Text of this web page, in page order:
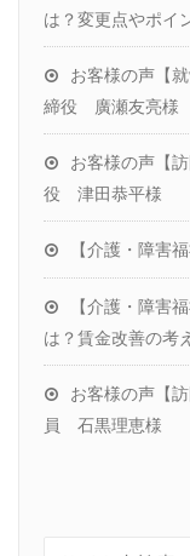
は？変更点やポイ
お客様の声【
締役 廣瀬友亮様
お客様の声【
役 津田恭平様
【介護・障害
【介護・障害
は？賃金改善の考
お客様の声【
員 石黒理恵様